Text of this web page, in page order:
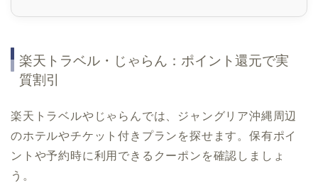
楽天トラベル・じゃらん：ポイント還元で実
質割引
楽天トラベルやじゃらんでは、ジャングリア沖縄周辺
のホテルやチケット付きプランを探せます。保有ポイ
ントや予約時に利用できるクーポンを確認しましょ
う。